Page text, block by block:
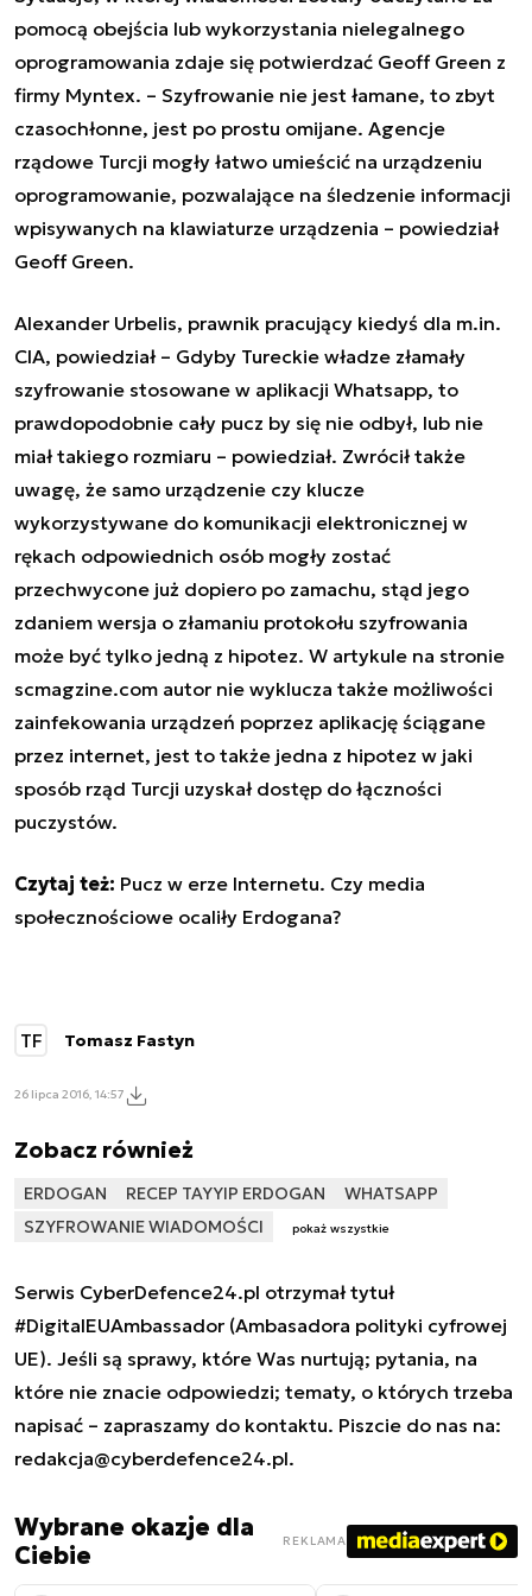
pomocą obejścia lub wykorzystania nielegalnego
oprogramowania zdaje się potwierdzać Geoff Green z
firmy Myntex. – Szyfrowanie nie jest łamane, to zbyt
czasochłonne, jest po prostu omijane. Agencje
rządowe Turcji mogły łatwo umieścić na urządzeniu
oprogramowanie, pozwalające na śledzenie informacji
wpisywanych na klawiaturze urządzenia – powiedział
Geoff Green.
Alexander Urbelis, prawnik pracujący kiedyś dla m.in.
CIA, powiedział – Gdyby Tureckie władze złamały
szyfrowanie stosowane w aplikacji Whatsapp, to
prawdopodobnie cały pucz by się nie odbył, lub nie
miał takiego rozmiaru – powiedział. Zwrócił także
uwagę, że samo urządzenie czy klucze
wykorzystywane do komunikacji elektronicznej w
rękach odpowiednich osób mogły zostać
przechwycone już dopiero po zamachu, stąd jego
zdaniem wersja o złamaniu protokołu szyfrowania
może być tylko jedną z hipotez. W artykule na stronie
scmagzine.com autor nie wyklucza także możliwości
zainfekowania urządzeń poprzez aplikację ściągane
przez internet, jest to także jedna z hipotez w jaki
sposób rząd Turcji uzyskał dostęp do łączności
puczystów.
Czytaj też: Pucz w erze Internetu. Czy media
społecznościowe ocaliły Erdogana?
TF Tomasz Fastyn
26 lipca 2016, 14:57
Zobacz również
ERDOGAN RECEP TAYYIP ERDOGAN
WHATSAPP
SZYFROWANIE WIADOMOŚCI
pokaż wszystkie
Serwis CyberDefence24.pl otrzymał tytuł
#DigitalEUAmbassador (Ambasadora polityki cyfrowej
UE). Jeśli są sprawy, które Was nurtują; pytania, na
które nie znacie odpowiedzi; tematy, o których trzeba
napisać – zapraszamy do kontaktu. Piszcie do nas na:
redakcja@cyberdefence24.pl.
Wybrane okazje dla
Ciebie
REKLAMA